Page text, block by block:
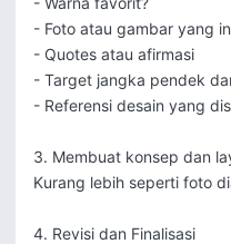
- Foto atau gambar yang
- Quotes atau afirmasi
- Target jangka pendek
- Referensi desain yang
3. Membuat konsep dan
Kurang lebih seperti foto
4. Revisi dan Finalisasi